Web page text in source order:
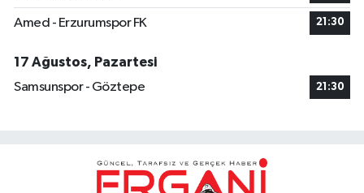
Amed - Erzurumspor FK 21:30
17 Ağustos, Pazartesi
Samsunspor - Göztepe
21:30